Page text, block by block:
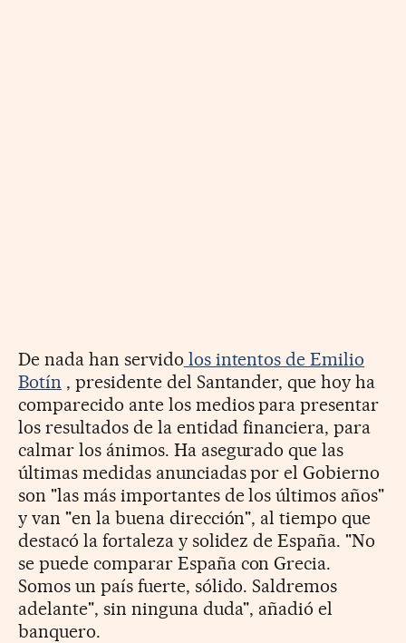
De nada han servido los intentos de Emilio
Botín , presidente del Santander, que hoy ha
comparecido ante los medios para presentar
los resultados de la entidad financiera, para
calmar los ánimos. Ha asegurado que las
últimas medidas anunciadas por el Gobierno
son "las más importantes de los últimos años"
y van "en la buena dirección", al tiempo que
destacó la fortaleza y solidez de España. "No
se puede comparar España con Grecia.
Somos un país fuerte, sólido. Saldremos
adelante", sin ninguna duda", añadió el
banquero.